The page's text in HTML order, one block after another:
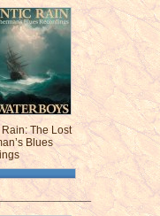
The Lost
Blues